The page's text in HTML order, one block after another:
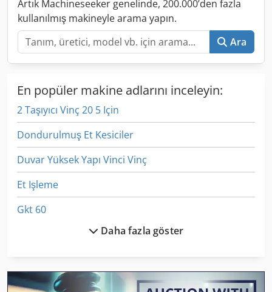
Artık Machineseeker genelinde, 200.000’den fazla
kullanılmış makineyle arama yapın.
Ara
En popüler makine adlarını inceleyin:
2 Taşıyıcı Vinç 20 5 Için
Dondurulmuş Et Kesiciler
Duvar Yüksek Yapı Vinci Vinç
Et Işleme
Gkt 60
Konecranes Vinç
Daha fazla göster